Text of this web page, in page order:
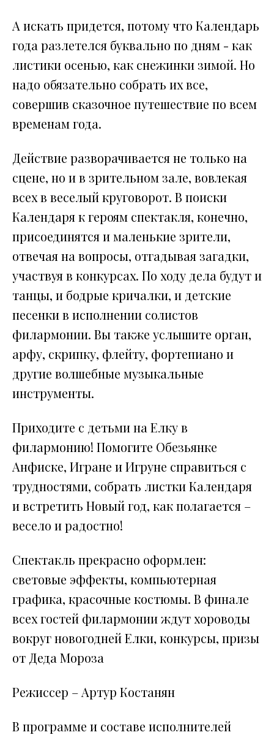
А искать придется, потому что Календарь
года разлетелся буквально по дням - как
листики осенью, как снежинки зимой. Но
надо обязательно собрать их все,
совершив сказочное путешествие по всем
временам года.
Действие разворачивается не только на
сцене, но и в зрительном зале, вовлекая
всех в веселый круговорот. В поиски
Календаря к героям спектакля, конечно,
присоединятся и маленькие зрители,
отвечая на вопросы, отгадывая загадки,
участвуя в конкурсах. По ходу дела будут и
танцы, и бодрые кричалки, и детские
песенки в исполнении солистов
филармонии. Вы также услышите орган,
арфу, скрипку, флейту, фортепиано и
другие волшебные музыкальные
инструменты.
Приходите с детьми на Елку в
филармонию! Помогите Обезьянке
Анфиске, Игране и Игруне справиться с
трудностями, собрать листки Календаря
и встретить Новый год, как полагается –
весело и радостно!
Спектакль прекрасно оформлен:
световые эффекты, компьютерная
графика, красочные костюмы. В финале
всех гостей филармонии ждут хороводы
вокруг новогодней Елки, конкурсы, призы
от Деда Мороза
Режиссер – Артур Коcтанян
В программе и составе исполнителей